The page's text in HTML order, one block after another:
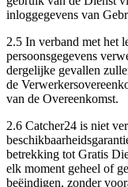
inloggegevens van
2.5 In verband met het
persoonsgegevens
dergelijke gevallen
de
van de Overeenkomst.
2.6 Catcher24 is niet
betrekking tot Gratis
elk moment geheel of
beëindigen, zonder